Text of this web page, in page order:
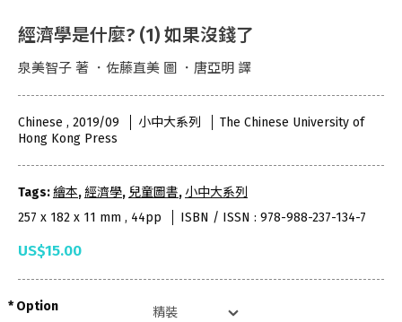
經濟學是什麼? (1) 如果沒錢了
泉美智子 著 ．佐藤直美 圖 ．唐亞明 譯
Chinese , 2019/09 小中大系列
The Chinese University of
Hong Kong Press
Tags:繪本,經濟學, 兒童圖書, 小中大系列
257 x 182 x 11 mm , 44pp
ISBN / ISSN : 978-988-237-134-7
US$15.00
Option